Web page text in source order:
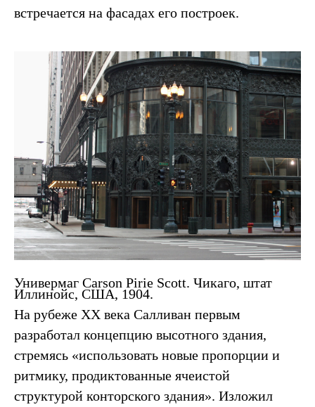
встречается на фасадах его построек.
Универмаг Carson Pirie Scott. Чикаго, штат
Иллинойс, США, 1904.
На рубеже XX века Салливан первым
разработал концепцию высотного здания,
стремясь «использовать новые пропорции и
ритмику, продиктованные ячеистой
структурой конторского здания». Изложил